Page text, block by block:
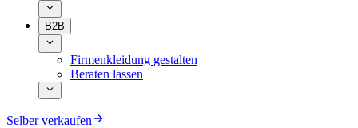
B2B
Firmenkleidung gestalten
Beraten lassen
Selber verkaufen